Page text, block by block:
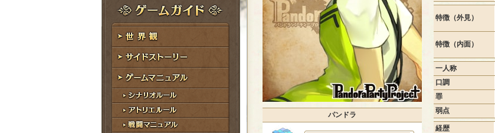
ド
レ
ス
ー
ド
ゲームガイド
世界観
サイドストーリー
ゲームマニュアル
シナリオルール
アトリエルール
2 / 3
パンドラ
特徴（外見）
特徴（内面）
一人称
口調
罪
弱点
経歴